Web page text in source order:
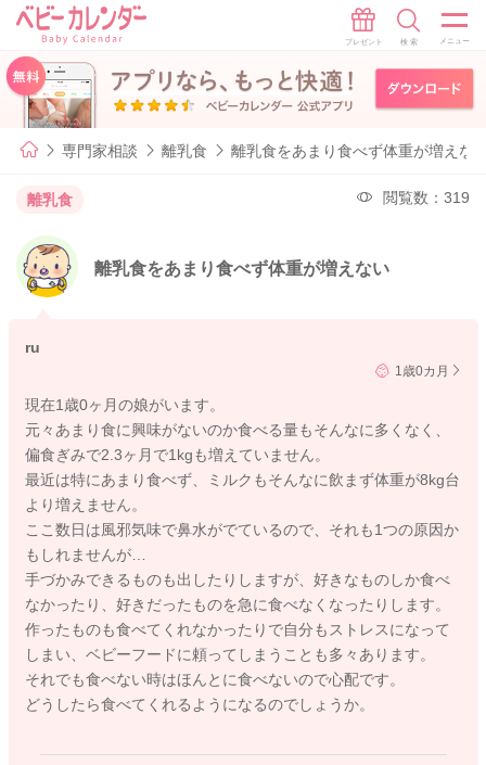
専門家相談 離乳食 離乳食をあまり食べず体重が増えな
離乳食 閲覧数：319
離乳食をあまり食べず体重が増えない
ru
1歳0カ月
現在1歳0ヶ月の娘がいます。
元々あまり食に興味がないのか食べる量もそんなに多くなく、
偏食ぎみで2.3ヶ月で1kgも増えていません。
最近は特にあまり食べず、ミルクもそんなに飲まず体重が8kg台
より増えません。
ここ数日は風邪気味で鼻水がでているので、それも1つの原因か
もしれませんが…
手づかみできるものも出したりしますが、好きなものしか食べ
なかったり、好きだったものを急に食べなくなったりします。
作ったものも食べてくれなかったりで自分もストレスになって
しまい、ベビーフードに頼ってしまうことも多々あります。
それでも食べない時はほんとに食べないので心配です。
どうしたら食べてくれるようになるのでしょうか。